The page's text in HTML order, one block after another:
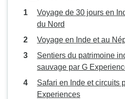
Voyage de 30 jours en
du Nord
Voyage en Inde et au
Sentiers du patrimoine
sauvage par G
Safari en Inde et circuits
Experiences